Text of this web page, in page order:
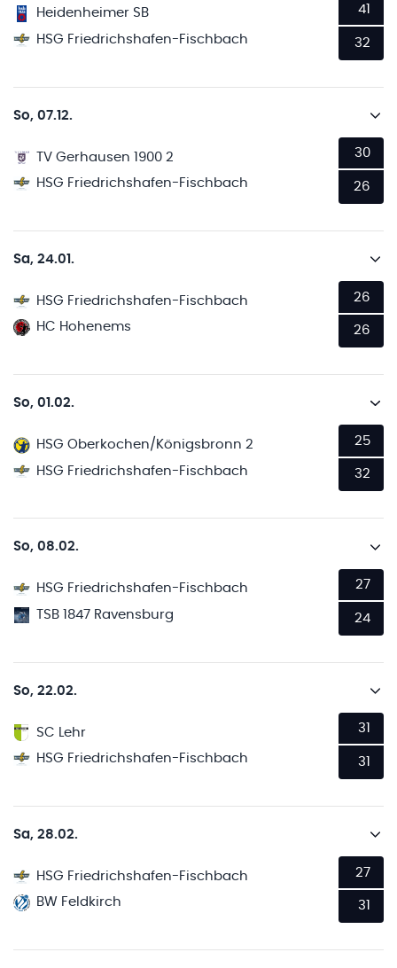
Heidenheimer SB
HSG Friedrichshafen-Fischbach
41
32
So, 07.12.
TV Gerhausen 1900 2
HSG Friedrichshafen-Fischbach
30
26
Sa, 24.01.
HSG Friedrichshafen-Fischbach
HC Hohenems
26
26
So, 01.02.
HSG Oberkochen/Königsbronn 2
HSG Friedrichshafen-Fischbach
25
32
So, 08.02.
HSG Friedrichshafen-Fischbach
TSB 1847 Ravensburg
27
24
So, 22.02.
SC Lehr
HSG Friedrichshafen-Fischbach
31
31
Sa, 28.02.
HSG Friedrichshafen-Fischbach
BW Feldkirch
27
31